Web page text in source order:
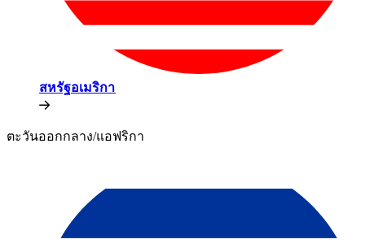
สหรัฐอเมริกา​​
ตะวันออกกลาง/แอฟริกา​​